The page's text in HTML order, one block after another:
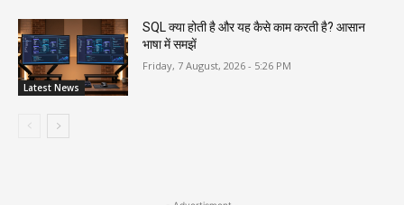
Latest News
SQL क्या होती है और यह कैसे काम करती है? आसान
भाषा में समझें
Friday, 7 August, 2026 - 5:26 PM